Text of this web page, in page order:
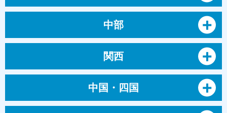
中部
関西
中国・四国